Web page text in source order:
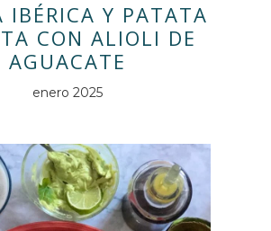
IBÉRICA Y PATATA
CON ALIOLI DE
AGUACATE
enero 2025